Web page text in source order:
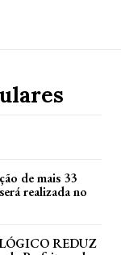
de mais 33
realizada no
REDUZ